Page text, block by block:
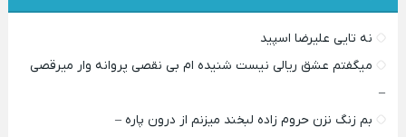
نه تایی علیرضا اسپید
میگفتم عشق ریالی نیست شنیده ام بی نقصی پروانه وار میرقصی
–
بم زنگ نزن حروم زاده لبخند میزنم از درون پاره –